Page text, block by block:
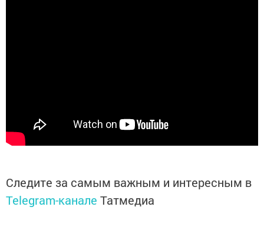
Следите за самым важным и интересным в
Telegram-канале Татмедиа